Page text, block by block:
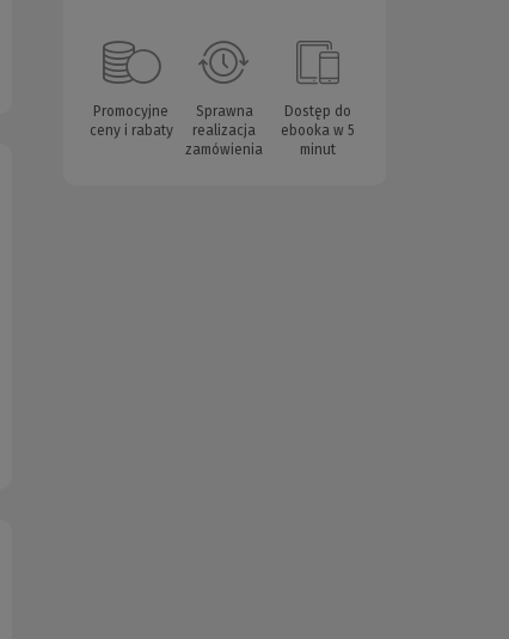
Promocyjne
ceny i rabaty
Sprawna
realizacja
zamówienia
Dostęp do
ebooka w 5
minut